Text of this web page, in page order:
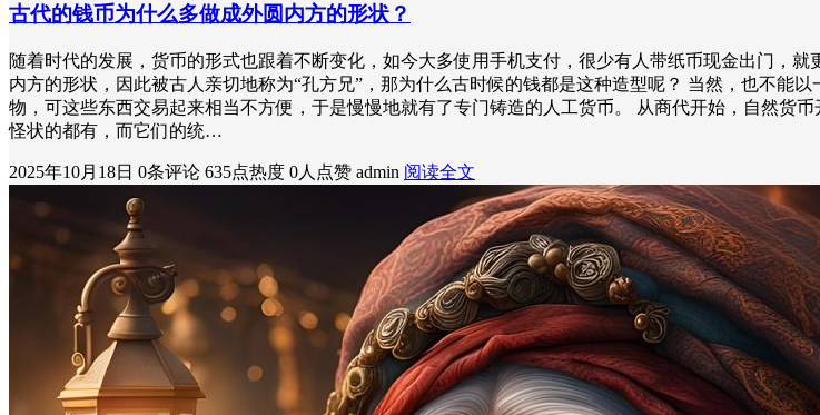
古代的钱币为什么多做成外圆内方的形状？
随着时代的发展，货币的形式也跟着不断变化，如今大多使用手机支付，很少有人带纸币现金出门，
内方的形状，因此被古人亲切地称为“孔方兄”，那为什么古时候的钱都是这种造型呢？ 当然，也不能
物，可这些东西交易起来相当不方便，于是慢慢地就有了专门铸造的人工货币。 从商代开始，自然货
怪状的都有，而它们的统…
2025年10月18日 0条评论 635点热度 0人点赞 admin 阅读全文